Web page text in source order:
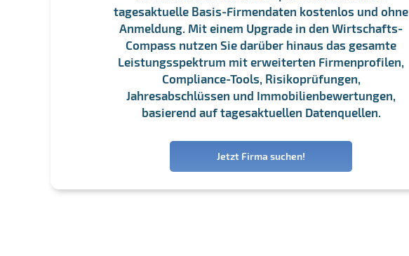
tagesaktuelle Basis-Firmendaten kostenlos und ohne
Anmeldung. Mit einem Upgrade in den Wirtschafts-
Compass nutzen Sie darüber hinaus das gesamte
Leistungsspektrum mit erweiterten Firmenprofilen,
Compliance-Tools, Risikoprüfungen,
Jahresabschlüssen und Immobilienbewertungen,
basierend auf tagesaktuellen Datenquellen.
Jetzt Firma suchen!